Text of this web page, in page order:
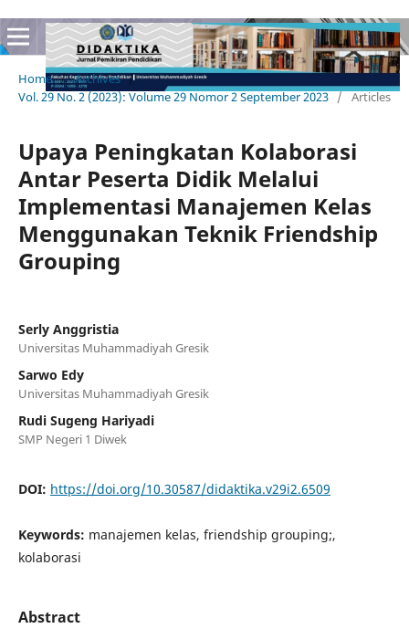
Home / Archives /
Vol. 29 No. 2 (2023): Volume 29 Nomor 2 September 2023 / Articles
Upaya Peningkatan Kolaborasi
Antar Peserta Didik Melalui
Implementasi Manajemen Kelas
Menggunakan Teknik Friendship
Grouping
Serly Anggristia
Universitas Muhammadiyah Gresik
Sarwo Edy
Universitas Muhammadiyah Gresik
Rudi Sugeng Hariyadi
SMP Negeri 1 Diwek
DOI: https://doi.org/10.30587/didaktika.v29i2.6509
Keywords: manajemen kelas, friendship grouping;,
kolaborasi
Abstract